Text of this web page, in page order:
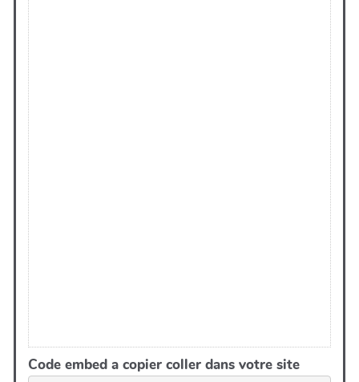
Code embed a copier coller dans votre site